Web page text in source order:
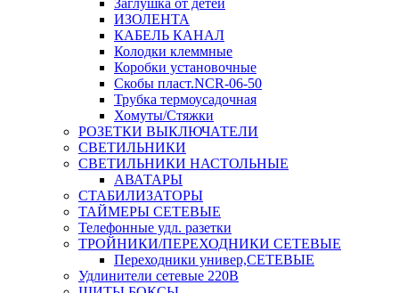
Заглушка от детей
ИЗОЛЕНТА
КАБЕЛЬ КАНАЛ
Колодки клеммные
Коробки установочные
Скобы пласт.NCR-06-50
Трубка термоусадочная
Хомуты/Стяжки
РОЗЕТКИ ВЫКЛЮЧАТЕЛИ
СВЕТИЛЬНИКИ
СВЕТИЛЬНИКИ НАСТОЛЬНЫЕ
АВАТАРЫ
СТАБИЛИЗАТОРЫ
ТАЙМЕРЫ СЕТЕВЫЕ
Телефонные удл. разетки
ТРОЙНИКИ/ПЕРЕХОДНИКИ СЕТЕВЫЕ
Переходники универ,СЕТЕВЫЕ
Удлинители сетевые 220В